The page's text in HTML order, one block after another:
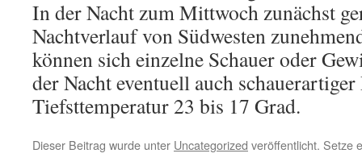
In der Nacht zum Mittwoch zunächst
Nachtverlauf von Südwesten
können sich einzelne Schauer oder
der Nacht eventuell auch schauerartiger
Tiefsttemperatur 23 bis 17 Grad.
Dieser Beitrag wurde unter Uncategorized veröffentlicht. Setze